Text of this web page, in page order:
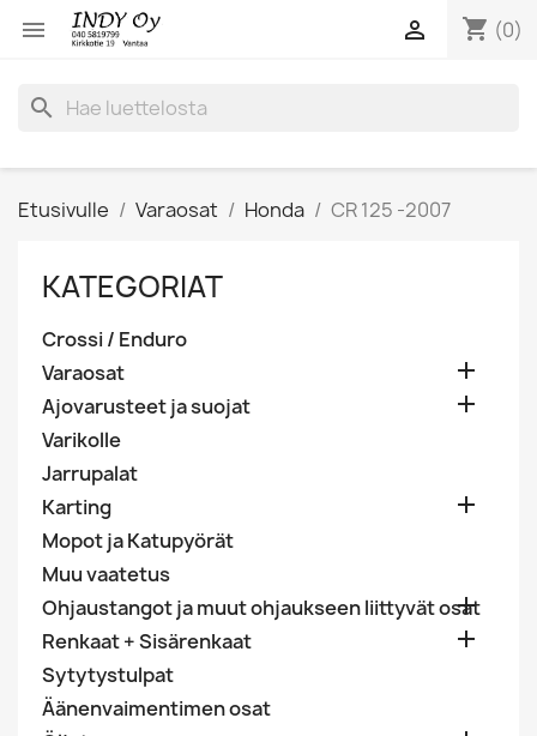
 shopping_cart (0)

search
Etusivulle Varaosat Honda CR 125 -2007
KATEGORIAT
Crossi / Enduro
Varaosat

Ajovarusteet ja suojat 
Varikolle
Jarrupalat
Karting

Mopot ja Katupyörät
Muu vaatetus
Ohjaustangot ja muut ohjaukseen liittyvät osat

Renkaat + Sisärenkaat 
Sytytystulpat
Äänenvaimentimen osat